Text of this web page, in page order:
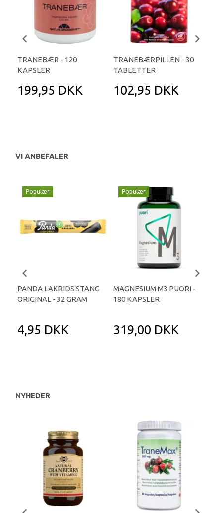
TRANEBÆR - 120
KAPSLER
199,95 DKK
TRANEBÆRPILLEN - 30
TABLETTER
102,95 DKK
VI ANBEFALER
Populær
PANDA LAKRIDS STANG
ORIGINAL - 32 GRAM
4,95 DKK
Populær
MAGNESIUM M3 PUORI -
180 KAPSLER
319,00 DKK
NYHEDER